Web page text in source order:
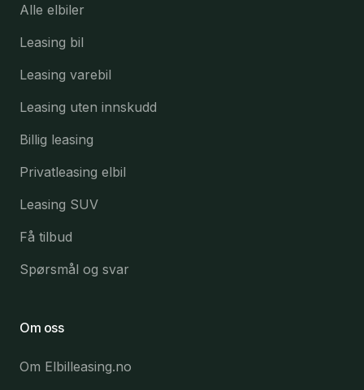
Alle elbiler
Leasing bil
Leasing varebil
Leasing uten innskudd
Billig leasing
Privatleasing elbil
Leasing SUV
Få tilbud
Spørsmål og svar
Om oss
Om Elbilleasing.no